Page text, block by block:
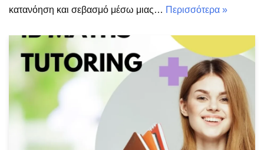
κατανόηση και σεβασμό μέσω μιας… Περισσότερα »